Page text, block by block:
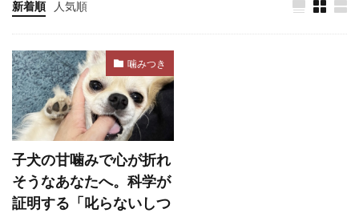
ネガティブ
ノミ
ノミ・ダニ
ノミ・マダニ
ノンコアワクチン
ノーズワーク
ハウス
ハグ
ハズバンダリートレーニング
ハックルズ
ハナセ
ハビット・スタッキング
ハンドターゲット
新着順 人気順
噛みつき
子犬の甘噛みで心が折れ
そうなあなたへ。科学が
証明する「叱らないしつ